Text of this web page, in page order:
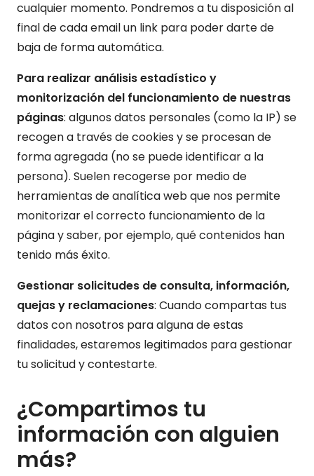
cualquier momento. Pondremos a tu disposición al
final de cada email un link para poder darte de
baja de forma automática.
Para realizar análisis estadístico y
monitorización del funcionamiento de nuestras
páginas: algunos datos personales (como la IP) se
recogen a través de cookies y se procesan de
forma agregada (no se puede identificar a la
persona). Suelen recogerse por medio de
herramientas de analítica web que nos permite
monitorizar el correcto funcionamiento de la
página y saber, por ejemplo, qué contenidos han
tenido más éxito.
Gestionar solicitudes de consulta, información,
quejas y reclamaciones: Cuando compartas tus
datos con nosotros para alguna de estas
finalidades, estaremos legitimados para gestionar
tu solicitud y contestarte.
¿Compartimos tu
información con alguien
más?